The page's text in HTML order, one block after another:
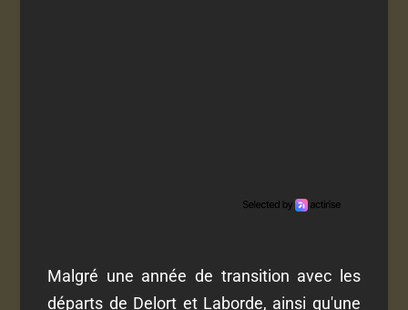
Malgré une année de transition avec les
départs de Delort et Laborde, ainsi qu'une